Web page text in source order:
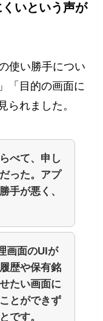
いという声が
使い勝手につい
「目的の画面に
られました。
べて、申し
った。アプ
手が悪く、
画面のUIが
歴や保有銘
たい画面に
とができず
です。